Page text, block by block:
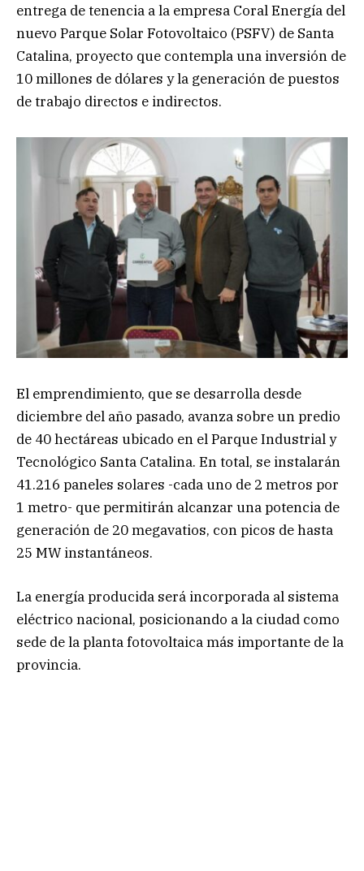
entrega de tenencia a la empresa Coral Energía del
nuevo Parque Solar Fotovoltaico (PSFV) de Santa
Catalina, proyecto que contempla una inversión de
10 millones de dólares y la generación de puestos
de trabajo directos e indirectos.
El emprendimiento, que se desarrolla desde
diciembre del año pasado, avanza sobre un predio
de 40 hectáreas ubicado en el Parque Industrial y
Tecnológico Santa Catalina. En total, se instalarán
41.216 paneles solares -cada uno de 2 metros por
1 metro- que permitirán alcanzar una potencia de
generación de 20 megavatios, con picos de hasta
25 MW instantáneos.
La energía producida será incorporada al sistema
eléctrico nacional, posicionando a la ciudad como
sede de la planta fotovoltaica más importante de la
provincia.